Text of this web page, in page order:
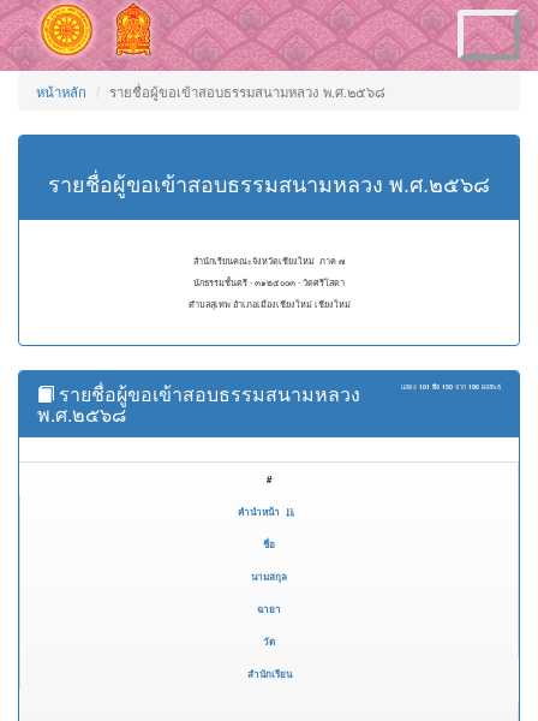
Toggle
navigation
หน้าหลัก รายชื่อผู้ขอเข้าสอบธรรมสนามหลวง พ.ศ.๒๕๖๘
รายชื่อผู้ขอเข้าสอบธรรมสนามหลวง พ.ศ.๒๕๖๘
สำนักเรียนคณะจังหวัดเชียงใหม่ ภาค ๗
นักธรรมชั้นตรี - ๓๑๒๕๐๐๓ - วัดศรีโสดา
ตำบลสุเทพ อำเภอเมืองเชียงใหม่ เชียงใหม่
แสดง 101 ถึง 150 จาก 196 ผลลัพธ์
รายชื่อผู้ขอเข้าสอบธรรมสนามหลวง
พ.ศ.๒๕๖๘
#
คำนำหน้า
ชื่อ
นามสกุล
ฉายา
วัด
สำนักเรียน